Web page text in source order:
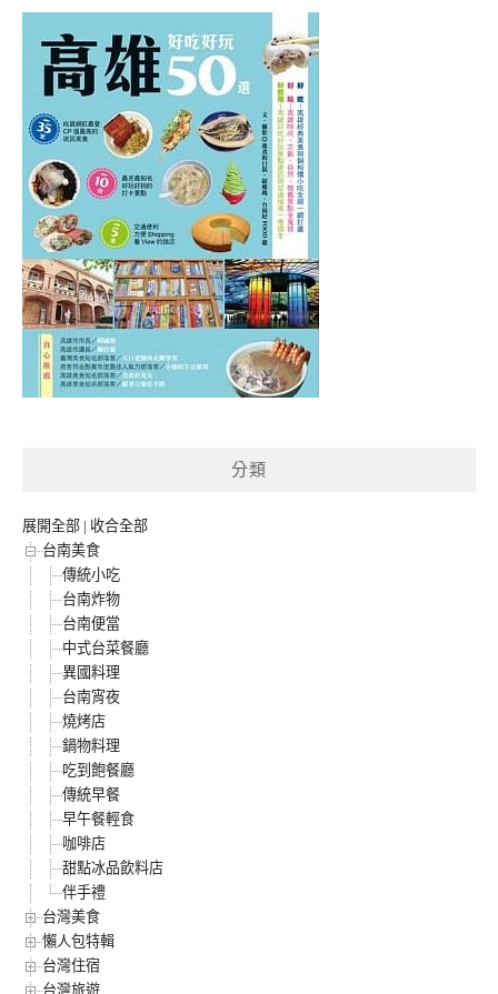
分類
展開全部 | 收合全部
台南美食
傳統小吃
台南炸物
台南便當
中式台菜餐廳
異國料理
台南宵夜
燒烤店
鍋物料理
吃到飽餐廳
傳統早餐
早午餐輕食
咖啡店
甜點冰品飲料店
伴手禮
台灣美食
懶人包特輯
台灣住宿
台灣旅遊